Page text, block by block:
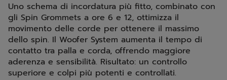
Uno schema di incordatura più fitto, combinato con
gli Spin Grommets a ore 6 e 12, ottimizza il
movimento delle corde per ottenere il massimo
dello spin. Il Woofer System aumenta il tempo di
contatto tra palla e corda, offrendo maggiore
aderenza e sensibilità. Risultato: un controllo
superiore e colpi più potenti e controllati.